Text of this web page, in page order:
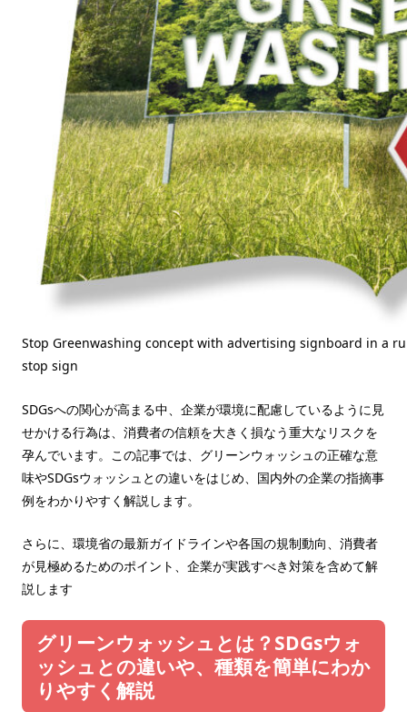
Stop Greenwashing concept with advertising signboard in a
stop sign
SDGsへの関心が高まる中、企業が環境に配慮しているように見
せかける行為は、消費者の信頼を大きく損なう重大なリスクを
孕んでいます。この記事では、グリーンウォッシュの正確な意
味やSDGsウォッシュとの違いをはじめ、国内外の企業の指摘事
例をわかりやすく解説します。
さらに、環境省の最新ガイドラインや各国の規制動向、消費者
が見極めるためのポイント、企業が実践すべき対策を含めて解
説します
グリーンウォッシュとは？SDGsウォ
ッシュとの違いや、種類を簡単にわか
りやすく解説